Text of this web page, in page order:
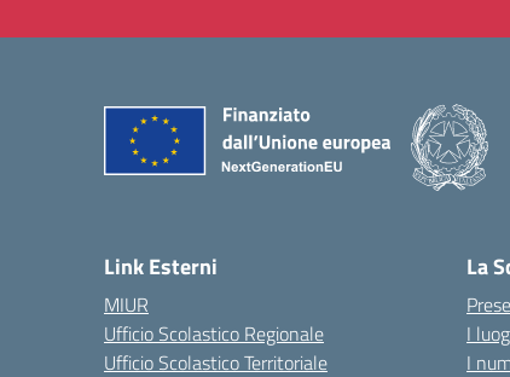
Link Esterni
MIUR
Ufficio Scolastico Regionale
Ufficio Scolastico Territoriale
La
I
I